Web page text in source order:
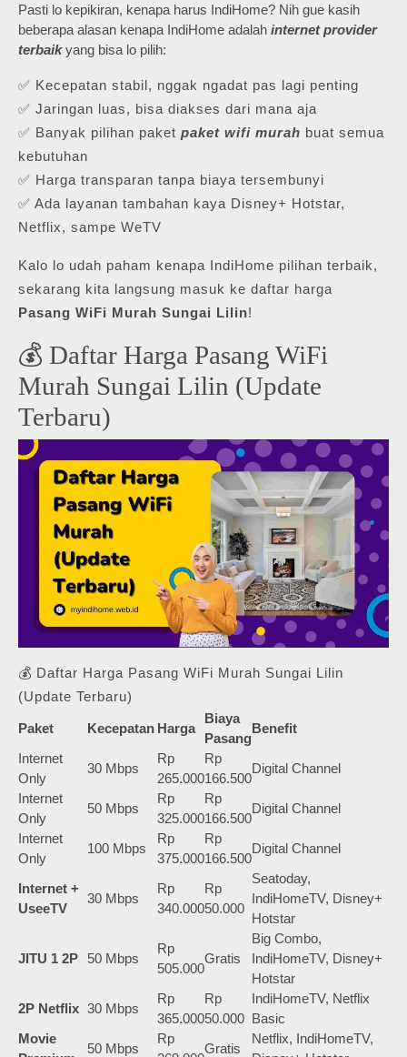
Pasti lo kepikiran, kenapa harus IndiHome? Nih gue kasih
beberapa alasan kenapa IndiHome adalah internet provider
terbaikyang bisa lo pilih:
✅ Kecepatan stabil, nggak ngadat pas lagi penting
✅ Jaringan luas, bisa diakses dari mana aja
✅ Banyak pilihan paket paket wifi murah buat semua
kebutuhan
✅ Harga transparan tanpa biaya tersembunyi
✅ Ada layanan tambahan kaya Disney+ Hotstar,
Netflix, sampe WeTV
Kalo lo udah paham kenapa IndiHome pilihan terbaik,
sekarang kita langsung masuk ke daftar harga
Pasang WiFi Murah Sungai Lilin!
💰 Daftar Harga Pasang WiFi
Murah Sungai Lilin (Update
Terbaru)
💰 Daftar Harga Pasang WiFi Murah Sungai Lilin
(Update Terbaru)
Paket Kecepatan Harga
Biaya
Pasang
Benefit
Internet
Only
30 Mbps
Rp
265.000
Rp
166.500
Digital Channel
Internet
Only
50 Mbps
Rp
325.000
Rp
166.500
Digital Channel
Internet
Only
100 Mbps
Rp
375.000
Rp
166.500
Digital Channel
Internet +
UseeTV
30 Mbps
Rp
340.000
Rp
50.000
Seatoday,
IndiHomeTV, Disney+
Hotstar
JITU 1 2P 50 Mbps
Rp
505.000
Gratis
Big Combo,
IndiHomeTV, Disney+
Hotstar
2P Netflix 30 Mbps
Rp
365.000
Rp
50.000
IndiHomeTV, Netflix
Basic
Movie
50 Mbps
Rp
Gratis
Netflix, IndiHomeTV,